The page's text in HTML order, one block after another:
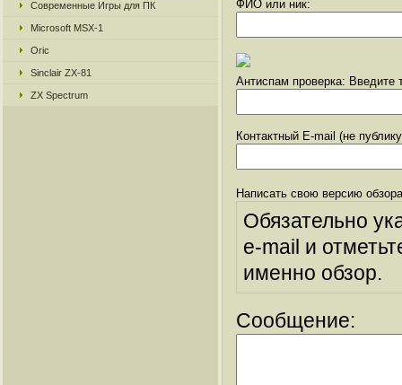
Современные Игры для ПК
Microsoft MSX-1
Oric
Sinclair ZX-81
ZX Spectrum
ФИО или ник:
Антиспам проверка: Введите
Контактный E-mail (не
Написать свою версию
Обязательно
e-mail и
именно обзор.
Сообщение: